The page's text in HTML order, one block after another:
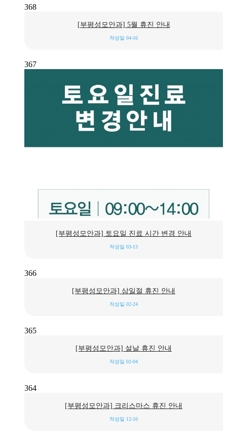
368
[부평성모안과] 5월 휴진 안내
작성일 04-16
367
[부평성모안과] 토요일 진료 시간 변경 안내
작성일 03-13
366
[부평성모안과] 삼일절 휴진 안내
작성일 02-24
365
[부평성모안과] 설날 휴진 안내
작성일 02-04
364
[부평성모안과] 크리스마스 휴진 안내
작성일 12-16